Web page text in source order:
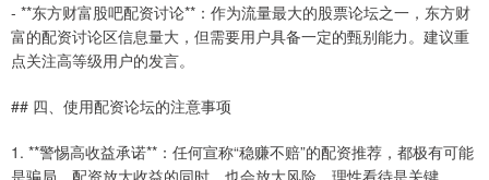
- **东方财富股吧配资讨论**：作为流量最大的股票论坛之一，东方财
富的配资讨论区信息量大，但需要用户具备一定的甄别能力。建议重
点关注高等级用户的发言。
## 四、使用配资论坛的注意事项
1. **警惕高收益承诺**：任何宣称“稳赚不赔”的配资推荐，都极有可能